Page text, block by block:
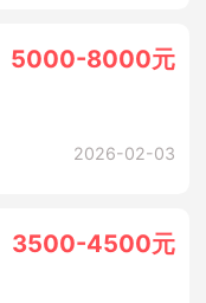
5000-8000元
2026-02-03
3500-4500元